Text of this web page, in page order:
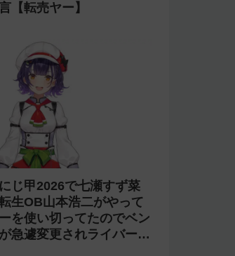
【転売ヤー】
じ甲2026で七瀬すず菜
生OB山本浩二がやって
を使い切ってたのでベン
急遽変更されライバーの